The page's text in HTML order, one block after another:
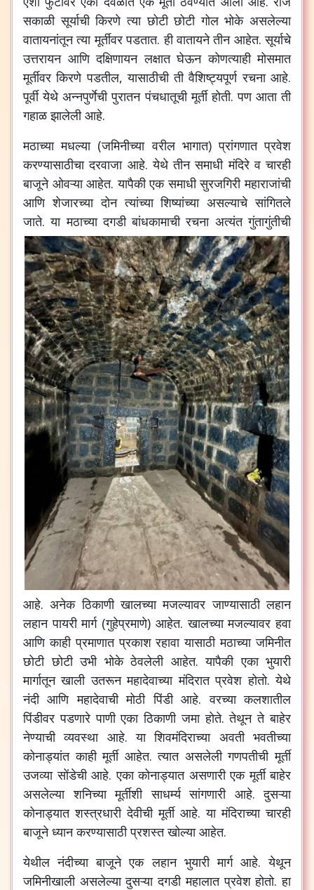
सकाळी सूर्याची किरणे त्या छोटी छोटी गोल भोके असलेल्या
वातायनांतून त्या मूर्तीवर पडतात.ही वातायने तीन आहेत.सूर्याचे
उत्तरायन आणि दक्षिणायन लक्षात घेऊन कोणत्याही मोसमात
मूर्तीवर किरणे पडतील,यासाठीची ती वैशिष्ट्यपूर्ण रचना आहे.
पूर्वी येथे अन्नपुर्णेची पुरातन पंचधातूची मूर्ती होती.पण आता ती
गहाळ झालेली आहे.
मठाच्या मधल्या(जमिनीच्या वरील भागात)प्रांगणात प्रवेश
करण्यासाठीचा दरवाजा आहे.येथे तीन समाधी मंदिरे व चारही
बाजूने ओवऱ्या आहेत.यापैकी एक समाधी सुरजगिरी महाराजांची
आणि शेजारच्या दोन त्यांच्या शिष्यांच्या असल्याचे सांगितले
जाते.या मठाच्या दगडी बांधकामाची रचना अत्यंत गुंतागुंतीची
आहे.अनेक ठिकाणी खालच्या मजल्यावर जाण्यासाठी लहान
लहान पायरी मार्ग(गुहेप्रमाणे) आहेत.खालच्या मजल्यावर हवा
आणि काही प्रमाणात प्रकाश रहावा यासाठी मठाच्या जमिनीत
छोटी छोटी उभी भोके ठेवलेली आहेत.यापैकी एका भुयारी
मार्गातून खाली उतरून महादेवाच्या मंदिरात प्रवेश होतो.येथे
नंदी आणि महादेवाची मोठी पिंडी आहे.वरच्या कलशातील
पिंडीवर पडणारे पाणी एका ठिकाणी जमा होते.तेथून ते बाहेर
नेण्याची व्यवस्था आहे.या शिवमंदिराच्या अवती भवतीच्या
कोनाड्यांत काही मूर्ती आहेत.त्यात असलेली गणपतीची मूर्ती
उजव्या सोंडेची आहे.एका कोनाड्यात असणारी एक मूर्ती बाहेर
असलेल्या शनिच्या मूर्तीशी साधर्म्य सांगणारी आहे.दुसऱ्या
कोनाड्यात शस्त्रधारी देवीची मूर्ती आहे.या मंदिराच्या चारही
बाजूने ध्यान करण्यासाठी प्रशस्त खोल्या आहेत.
येथील नंदीच्या बाजूने एक लहान भुयारी मार्ग आहे.येथून
जमिनीखाली असलेल्या दुसऱ्या दगडी महालात प्रवेश होतो.हा